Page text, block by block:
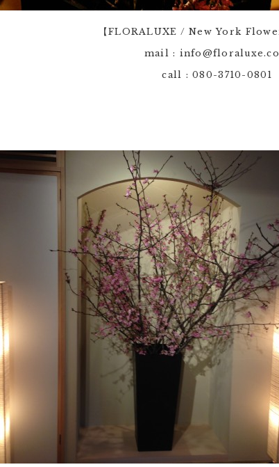
【FLORALUXE / New York
mail :
call : 080-3710-0801